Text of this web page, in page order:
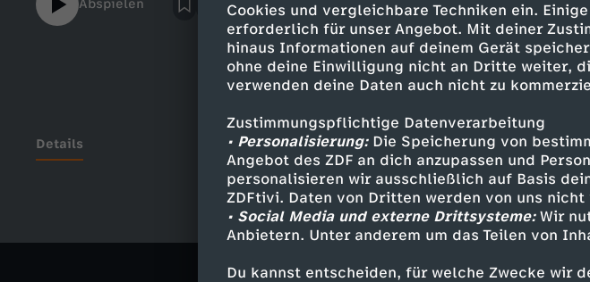
Cookies und vergleichbare Techniken ein.
erforderlich für unser Angebot. Mit deiner
hinaus Informationen auf deinem Gerät
ohne deine Einwilligung nicht an Dritte weiter,
verwenden deine Daten auch nicht zu
Zustimmungspflichtige Datenverarbeitung
• Personalisierung:Die Speicherung von
Angebot des ZDF an dich anzupassen und
personalisieren wir ausschließlich auf Basis
ZDFtivi. Daten von Dritten werden von uns nicht
• Social Media und externe Drittsysteme:Wir
Anbietern. Unter anderem um das Teilen von
Du kannst entscheiden, für welche Zwecke wir
gegen seinen damaligen Trainer und DTB-Vizepräsidenten Dirk
erhebt, dieser soll ihn über Jahre immer wieder am nackten
angefasst haben, unter dem Vorwand, die Muskeln des jungen
untersuchen zu wollen. Als ein Team investigativer
einzige Opfer Hordorrfs ist. Zahlreiche Menschen aus der
Tennisszene geben an, von dem Machtmissbrauch Hordorffs
haben. 14 Spieler, darunter zwei aktive Profis, erklären, sie
ähnliches erlebt, wie Abel. Was ist dran an den Vorwürfen
mächtigsten Mann im deutschen Tennis und was macht Dirk
Abspielen
Details
Ähnliche Inhalte
Gesellschaft Reportage